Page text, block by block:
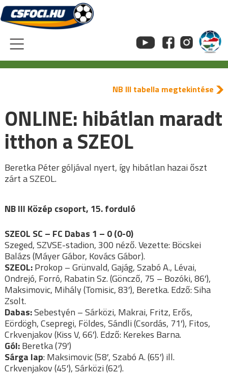
Skip
to
content
NB III tabella megtekintése
ONLINE: hibátlan maradt
itthon a SZEOL
Beretka Péter góljával nyert, így hibátlan hazai őszt
zárt a SZEOL.
NB III Közép csoport, 15. forduló
SZEOL SC – FC Dabas 1 – 0 (0-0)
Szeged, SZVSE-stadion, 300 néző. Vezette: Böcskei
Balázs (Máyer Gábor, Kovács Gábor).
SZEOL:Prokop – Grünvald, Gajág, Szabó A., Lévai,
Ondrejó, Forró, Rabatin Sz. (Göncző, 75 – Bozóki, 86′),
Maksimovic, Mihály (Tomisic, 83′), Beretka. Edző: Siha
Zsolt.
Dabas:Sebestyén – Sárközi, Makrai, Fritz, Erős,
Eördögh, Csepregi, Földes, Sándli (Csordás, 71′), Fitos,
Crkvenjakov (Kiss V, 66′). Edző: Kerekes Barna.
Gól:Beretka (79′)
Sárga lap: Maksimovic (58′, Szabó A. (65′) ill.
Crkvenjakov (45′), Sárközi (62′).